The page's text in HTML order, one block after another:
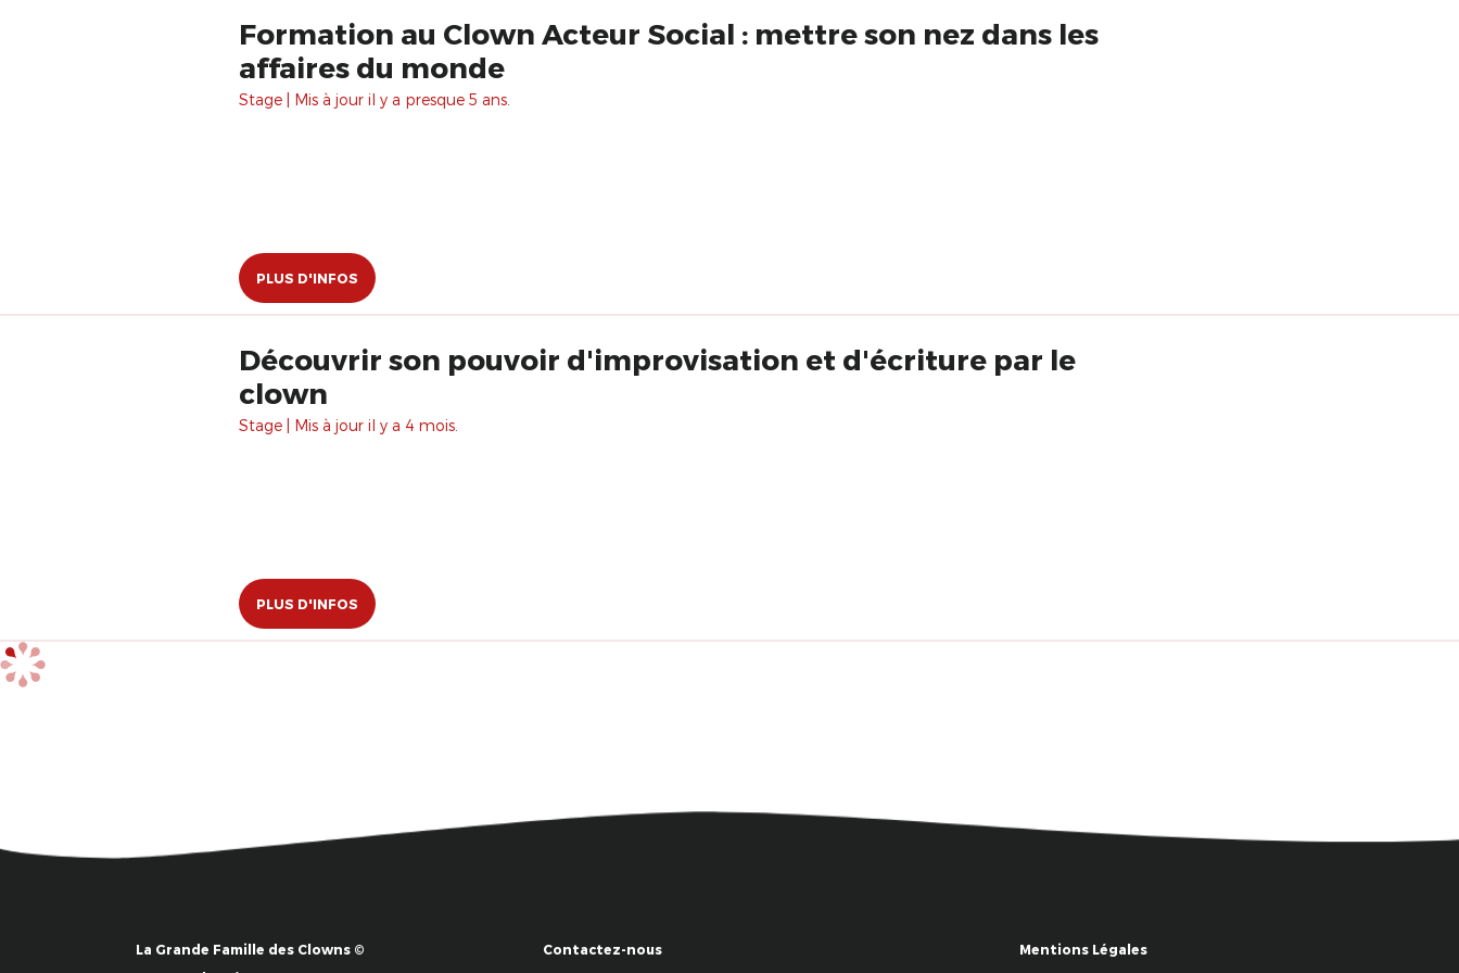
Formation au Clown Acteur Social : mettre son nez dans les
affaires du monde
Stage | Mis à jour il y a presque 5 ans.
PLUS D'INFOS
Découvrir son pouvoir d'improvisation et d'écriture par le
clown
Stage | Mis à jour il y a 4 mois.
PLUS D'INFOS
La Grande Famille des Clowns ©
Contactez-nous Mentions Légales